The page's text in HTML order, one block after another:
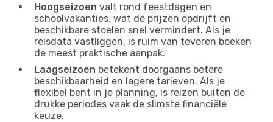
Hoogseizoen valt rond feestdagen en
schoolvakanties, wat de prijzen opdrijft en
beschikbare stoelen snel vermindert. Als je
reisdata vastliggen, is ruim van tevoren boeken
de meest praktische aanpak.
Laagseizoen betekent doorgaans betere
beschikbaarheid en lagere tarieven. Als je
flexibel bent in je planning, is reizen buiten de
drukke periodes vaak de slimste financiële
keuze.